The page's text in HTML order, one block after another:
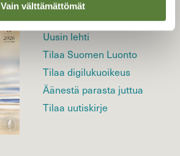
Vain välttämättömät
LEHTI
Uusin lehti
Tilaa Suomen Luonto
Tilaa digilukuoikeus
Äänestä parasta juttua
Tilaa uutiskirje